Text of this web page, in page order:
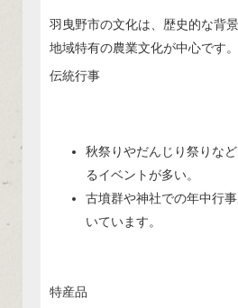
羽曳野市の文化は、歴史的な背
地域特有の農業文化が中心です。
伝統行事
秋祭りやだんじり祭りな
るイベントが多い。
古墳群や神社での年中行
いています。
特産品